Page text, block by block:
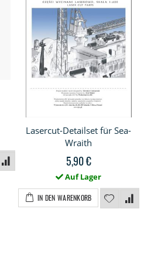
Lasercut-Detailset für Sea-
Wraith
5,90 €
Auf Lager
IN DEN WARENKORB